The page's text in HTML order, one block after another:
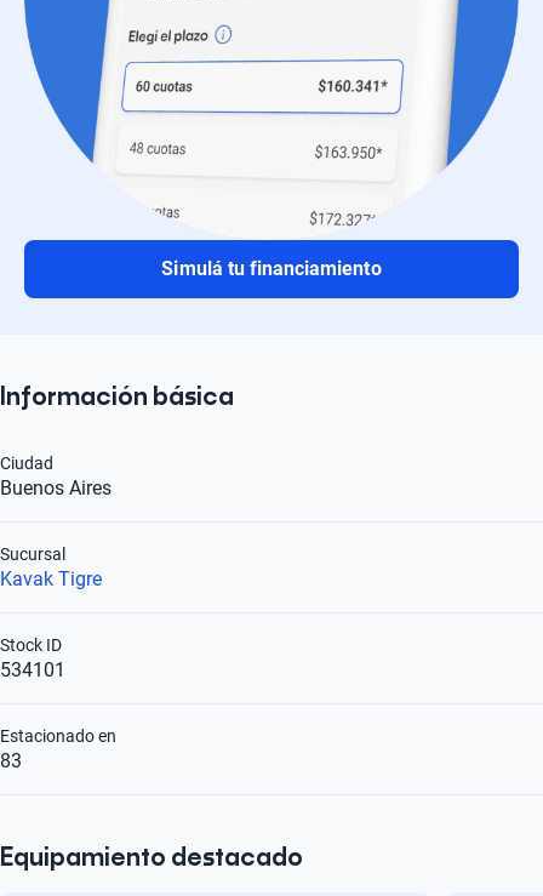
Simulá tu financiamiento
Información básica
Buenos Aires
Ciudad
Kavak Tigre
Sucursal
534101
Stock ID
83
Estacionado en
Equipamiento destacado